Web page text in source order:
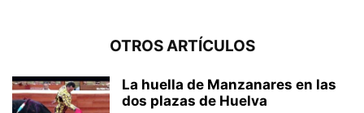
OTROS ARTÍCULOS
La huella de Manzanares en las
dos plazas de Huelva